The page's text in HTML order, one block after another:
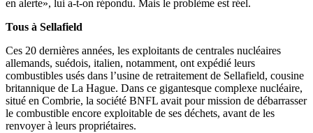
en alerte», lui a-t-on répondu. Mais le problème est réel.
Tous à Sellafield
Ces 20 dernières années, les exploitants de centrales nucléaires
allemands, suédois, italien, notamment, ont expédié leurs
combustibles usés dans l’usine de retraitement de Sellafield, cousine
britannique de La Hague. Dans ce gigantesque complexe nucléaire,
situé en Combrie, la société BNFL avait pour mission de débarrasser
le combustible encore exploitable de ses déchets, avant de les
renvoyer à leurs propriétaires.